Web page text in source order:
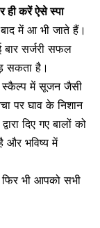
ही करें ऐसे स्पा
में आ भी जाते हैं।
सर्जरी सफल
सकता है।
स्कैल्प में सूजन जैसी
पर घाव के निशान
दिए गए बालों को
और भविष्य में
भी आपको सभी